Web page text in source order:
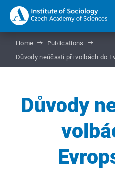
Home
Publications
Důvody neúčasti při volbách do
Důvody